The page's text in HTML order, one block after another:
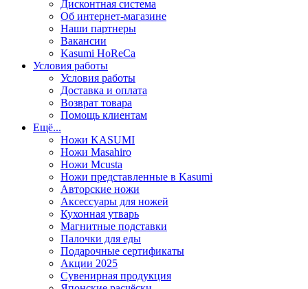
Дисконтная система
Об интернет-магазине
Наши партнеры
Вакансии
Kasumi HoReCa
Условия работы
Условия работы
Доставка и оплата
Возврат товара
Помощь клиентам
Ещё...
Ножи KASUMI
Ножи Masahiro
Ножи Mcusta
Ножи представленные в Kasumi
Авторские ножи
Аксессуары для ножей
Кухонная утварь
Магнитные подставки
Палочки для еды
Подарочные сертификаты
Акции 2025
Сувенирная продукция